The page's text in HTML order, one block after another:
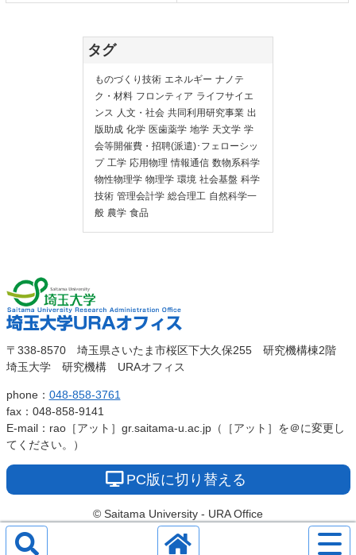
タグ
ものづくり技術 エネルギー ナノテ
ク・材料 フロンティア ライフサイエ
ンス 人文・社会 共同利用研究事業 出
版助成 化学 医歯薬学 地学 天文学 学
会等開催費・招聘(派遣)･フェローシッ
プ 工学 応用物理 情報通信 数物系科学
物性物理学 物理学 環境 社会基盤 科学
技術 管理会計学 総合理工 自然科学一
般 農学 食品
埼玉大
学
埼玉大学URAオ
フィス
〒338-8570 埼玉県さいたま市桜区下大久保255 研究機構棟2階
埼玉大学 研究機構 URAオフィス
phone： 048-858-3761
fax：048-858-9141
E-mail：rao［アット］gr.saitama-u.ac.jp（［アット］を＠に変更し
てください。）
PC版に切り替える
© Saitama University - URA Office
サ